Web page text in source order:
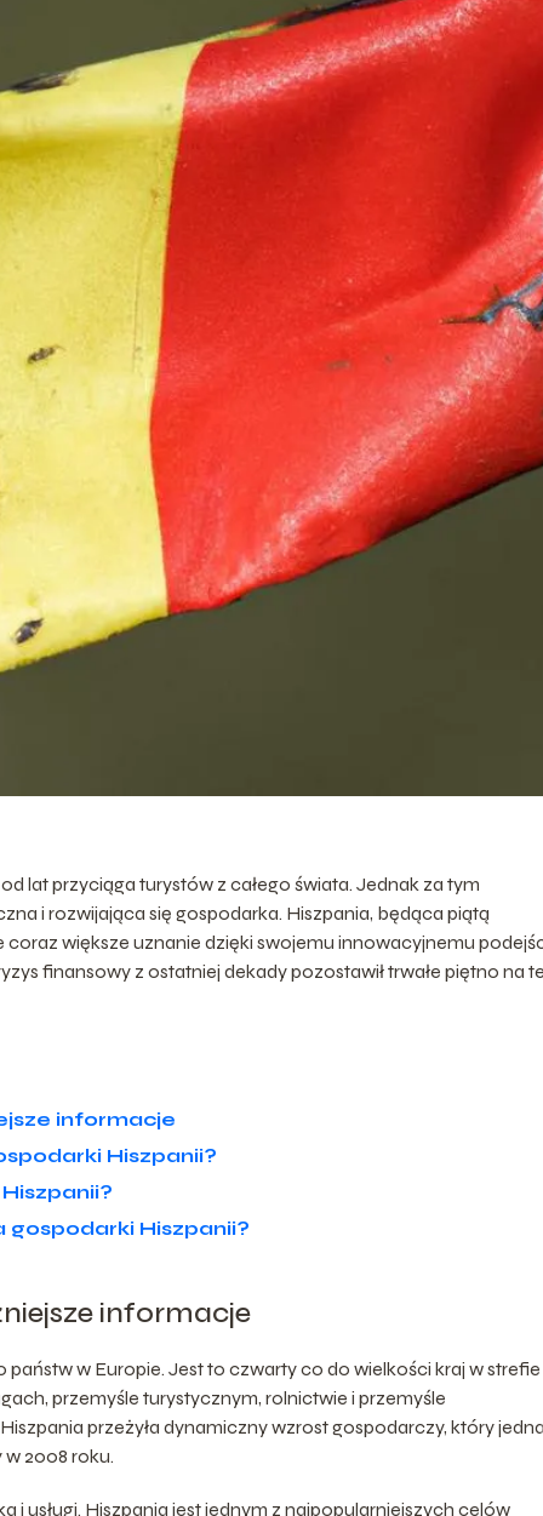
lat przyciąga turystów z całego świata. Jednak za tym
i rozwijająca się gospodarka. Hiszpania, będąca piątą
coraz większe uznanie dzięki swojemu innowacyjnemu
finansowy z ostatniej dekady pozostawił trwałe piętno na
informacje
Hiszpanii?
gospodarki Hiszpanii?
informacje
w Europie. Jest to czwarty co do wielkości kraj w strefie
przemyśle turystycznym, rolnictwie i przemyśle
przeżyła dynamiczny wzrost gospodarczy, który
2008 roku.
i usługi. Hiszpania jest jednym z najpopularniejszych celów